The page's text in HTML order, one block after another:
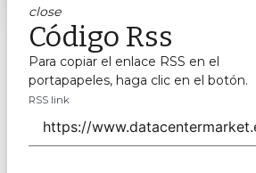
close
Código Rss
Para copiar el enlace RSS en el
portapapeles, haga clic en el botón.
RSS link